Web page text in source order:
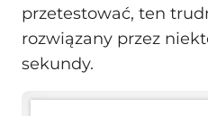
przetestować, ten
rozwiązany przez
sekundy.